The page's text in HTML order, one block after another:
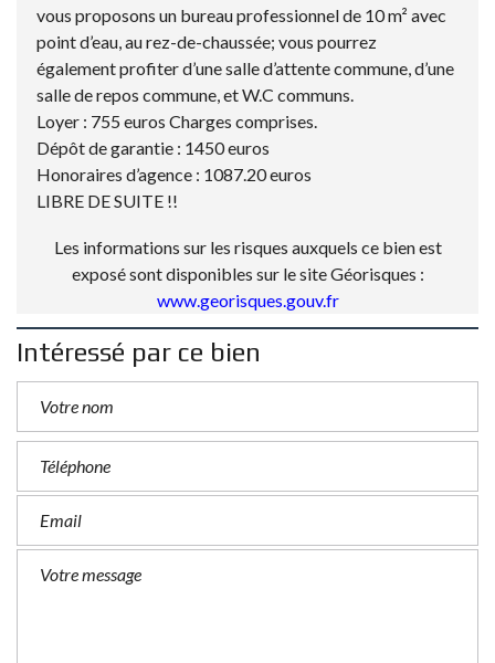
vous proposons un bureau professionnel de 10 m² avec
point d’eau, au rez-de-chaussée; vous pourrez
également profiter d’une salle d’attente commune, d’une
salle de repos commune, et W.C communs.
Loyer : 755 euros Charges comprises.
Dépôt de garantie : 1450 euros
Honoraires d’agence : 1087.20 euros
LIBRE DE SUITE !!
Les informations sur les risques auxquels ce bien est
exposé sont disponibles sur le site Géorisques :
www.georisques.gouv.fr
Intéressé par ce bien
P
e
s